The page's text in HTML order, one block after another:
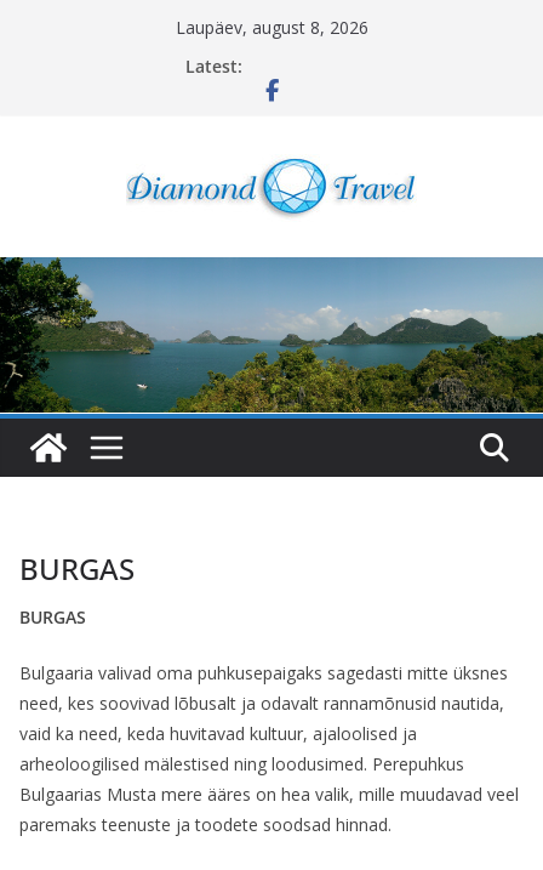
Laupäev, august 8, 2026
Latest:
BURGAS
BURGAS
Bulgaaria valivad oma puhkusepaigaks sagedasti mitte üksnes
need, kes soovivad lõbusalt ja odavalt rannamõnusid nautida,
vaid ka need, keda huvitavad kultuur, ajaloolised ja
arheoloogilised mälestised ning loodusimed. Perepuhkus
Bulgaarias Musta mere ääres on hea valik, mille muudavad veel
paremaks teenuste ja toodete soodsad hinnad.